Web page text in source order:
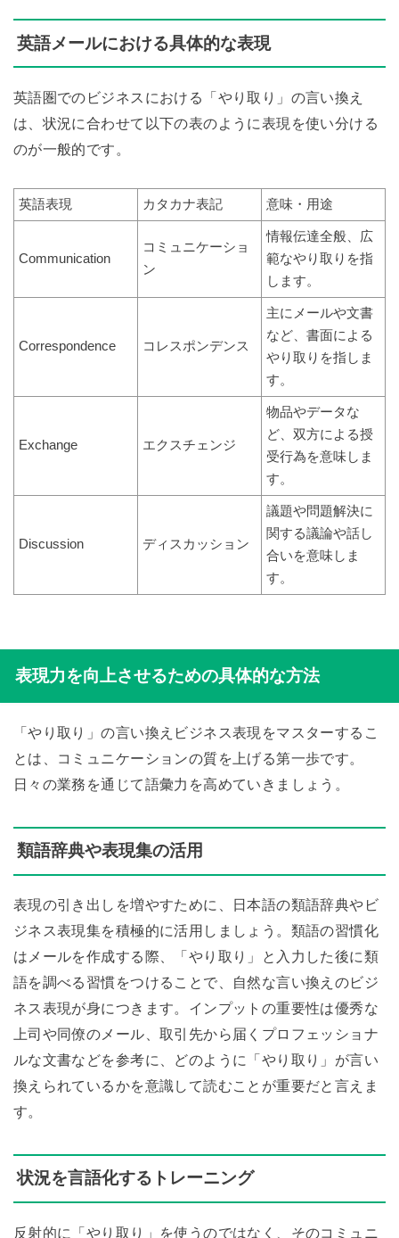
英語メールにおける具体的な表現
英語圏でのビジネスにおける「やり取り」の言い換え
は、状況に合わせて以下の表のように表現を使い分ける
のが一般的です。
英語表現 カタカナ表記 意味・用途
Communication
コミュニケーショ
ン
情報伝達全般、広
範なやり取りを指
します。
Correspondence コレスポンデンス
主にメールや文書
など、書面による
やり取りを指しま
す。
Exchange エクスチェンジ
物品やデータな
ど、双方による授
受行為を意味しま
す。
Discussion ディスカッション
議題や問題解決に
関する議論や話し
合いを意味しま
す。
表現力を向上させるための具体的な方法
「やり取り」の言い換えビジネス表現をマスターするこ
とは、コミュニケーションの質を上げる第一歩です。
日々の業務を通じて語彙力を高めていきましょう。
類語辞典や表現集の活用
表現の引き出しを増やすために、日本語の類語辞典やビ
ジネス表現集を積極的に活用しましょう。類語の習慣化
はメールを作成する際、「やり取り」と入力した後に類
語を調べる習慣をつけることで、自然な言い換えのビジ
ネス表現が身につきます。インプットの重要性は優秀な
上司や同僚のメール、取引先から届くプロフェッショナ
ルな文書などを参考に、どのように「やり取り」が言い
換えられているかを意識して読むことが重要だと言えま
す。
状況を言語化するトレーニング
反射的に「やり取り」を使うのではなく、そのコミュニ